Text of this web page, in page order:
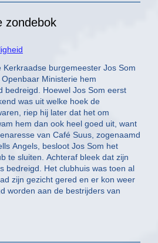
zondebok
burgemeester Jos Som
Ministerie hem
bedreigd. Hoewel Jos Som eerst
was uit welke hoek de
riep hij later dat het om
hem dan ook heel goed uit, want
van Café Suus, zogenaamd
Angels, besloot Jos Som het
te sluiten. Achteraf bleek dat zijn
bedreigd. Het clubhuis was toen al
zijn gezicht gered en er kon weer
worden aan de bestrijders van